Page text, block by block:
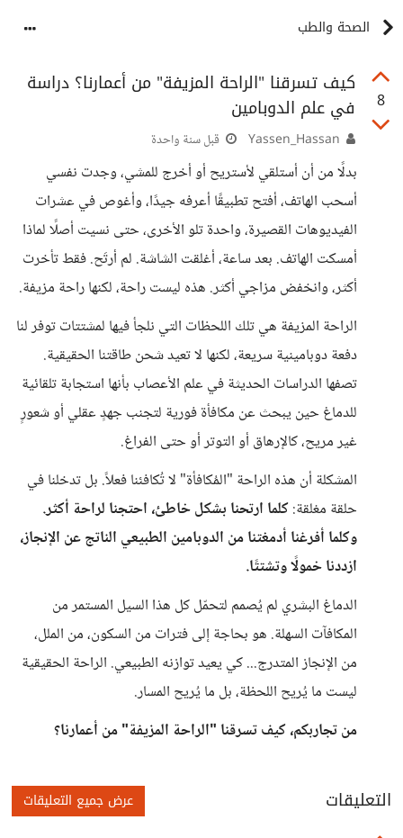
الصحة والطب
8
كيف تسرقنا "الراحة المزيفة" من أعمارنا؟ دراسة
في علم الدوبامين
قبل سنة واحدة
بدلًا من أن أستلقي لأستريح أو أخرج للمشي، وجدت نفسي
أسحب الهاتف، أفتح تطبيقًا أعرفه جيدًا، وأغوص في عشرات
الفيديوهات القصيرة، واحدة تلو الأخرى، حتى نسيت أصلًا لماذا
أمسكت الهاتف. بعد ساعة، أغلقت الشاشة. لم أرتَح. فقط تأخرت
أكثر، وانخفض مزاجي أكثر. هذه ليست راحة، لكنها راحة مزيفة.
الراحة المزيفة هي تلك اللحظات التي نلجأ فيها لمشتتات توفر لنا
دفعة دوبامينية سريعة، لكنها لا تعيد شحن طاقتنا الحقيقية.
تصفها الدراسات الحديثة في علم الأعصاب بأنها استجابة تلقائية
للدماغ حين يبحث عن مكافأة فورية لتجنب جهدٍ عقلي أو شعورٍ
غير مريح، كالإرهاق أو التوتر أو حتى الفراغ.
المشكلة أن هذه الراحة "المُكافأة" لا تُكافئنا فعلاً. بل تدخلنا في
حلقة مغلقة:كلما ارتحنا بشكل خاطئ، احتجنا لراحة أكثر.
وكلما أفرغنا أدمغتنا من الدوبامين الطبيعي الناتج عن الإنجاز،
ازددنا خمولًا وتشتتًا.
الدماغ البشري لم يُصمم لتحمّل كل هذا السيل المستمر من
المكافآت السهلة. هو بحاجة إلى فترات من السكون، من الملل،
من الإنجاز المتدرج... كي يعيد توازنه الطبيعي. الراحة الحقيقية
ليست ما يُريح اللحظة، بل ما يُريح المسار.
من تجاربكم، كيف تسرقنا "الراحة المزيفة" من أعمارنا؟
التعليقات عرض جميع التعليقات